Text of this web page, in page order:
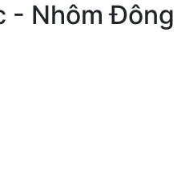
- Nhôm Đông